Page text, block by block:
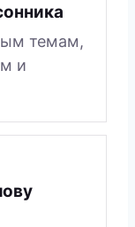
темам,
и